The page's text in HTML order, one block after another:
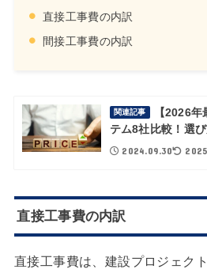
直接工事費の内訳
間接工事費の内訳
関連記事
【2026
テム8社比較！選
2024.09.30
直接工事費の内訳
直接工事費は、建設プロジェク